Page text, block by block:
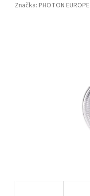
BATERIOVÉ
PŘÍSLUŠENSTVÍ
Značka: PHOTON EUROPE